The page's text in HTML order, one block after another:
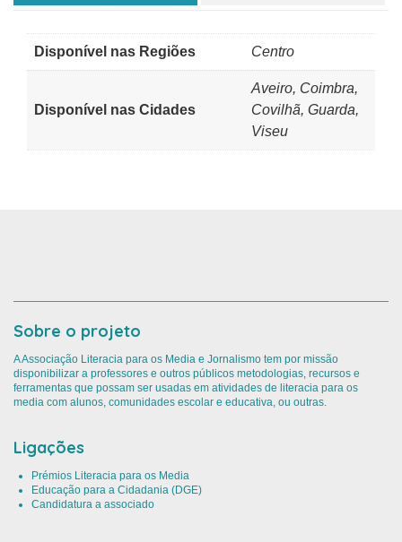
Disponível nas Regiões Centro
Disponível nas Cidades
Aveiro, Coimbra,
Covilhã, Guarda,
Viseu
Sobre o projeto
A Associação Literacia para os Media e Jornalismo tem por missão
disponibilizar a professores e outros públicos metodologias, recursos e
ferramentas que possam ser usadas em atividades de literacia para os
media com alunos, comunidades escolar e educativa, ou outras.
Ligações
Prémios Literacia para os Media
Educação para a Cidadania (DGE)
Candidatura a associado